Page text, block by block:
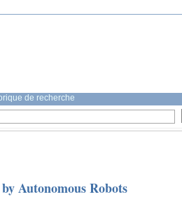
de recherche
Autonomous Robots